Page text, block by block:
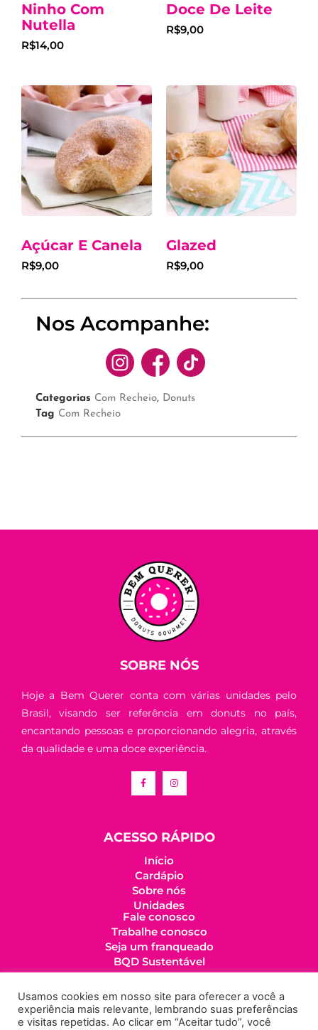
Ninho Com
Nutella
R$14,00
Doce De Leite
R$9,00
Açúcar E Canela
R$9,00
Glazed
R$9,00
Nos Acompanhe:
Categorias Com Recheio, Donuts
Tag Com Recheio
SOBRE NÓS
Hoje a Bem Querer conta com várias unidades pelo
Brasil, visando ser referência em donuts no país,
encantando pessoas e proporcionando alegria, através
da qualidade e uma doce experiência.
ACESSO RÁPIDO
Início
Cardápio
Sobre nós
Unidades
Fale conosco
Trabalhe conosco
Seja um franqueado
BQD Sustentável
Política de cookies
Usamos cookies em nosso site para oferecer a você a
experiência mais relevante, lembrando suas preferências
e visitas repetidas. Ao clicar em “Aceitar tudo”, você